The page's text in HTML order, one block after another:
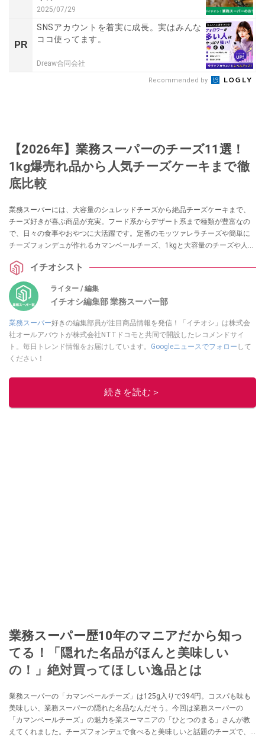
2025/07/29
PR
SNSアカウントを着実に成長。実はみんな
ココ使ってます。
Dreaw合同会社
Recommended by
【2026年】業務スーパーのチーズ11選！
1kg爆売れ品から人気チーズケーキまで徹
底比較
業務スーパーには、大容量のシュレッドチーズから絶品チーズケーキまで、
チーズ好きが喜ぶ商品が充実。フード系からデザート系まで種類が豊富なの
で、日々の食事やおやつに大活躍です。定番のモッツァレラチーズや簡単に
チーズフォンデュが作れるカマンベールチーズ、1kgと大容量のチーズや人気
事では、そんな業務スーパーの人気チーズを11個ご紹介します。
イチオシスト
ライター / 編集
イチオシ編集部 業務スーパー部
業務スーパー好きの編集部員が注目商品情報を発信！「イチオシ」は株式会
社オールアバウトが株式会社NTTドコモと共同で開設したレコメンドサイ
ト。毎日トレンド情報をお届けしています。 Googleニュースでフォロー して
ください！
このイチオシストの他の記事を読む
続きを読む＞
業務スーパー歴10年のマニアだから知っ
てる！「隠れた名品がほんと美味しい
の！」絶対買ってほしい逸品とは
業務スーパーの「カマンベールチーズ」は125g入りで394円。コスパも味も
美味しい、業務スーパーの隠れた名品なんだそう。今回は業務スーパーの
「カマンベールチーズ」の魅力を業スーマニアの「ひとつのまる」さんが教
えてくれました。チーズフォンデュで食べると美味しいと話題のチーズで、